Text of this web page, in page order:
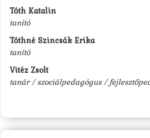
Tóth Katalin
tanító
Tóthné Szincsák Erika
tanító
Vitéz Zsolt
tanár / szociálpedagógus /